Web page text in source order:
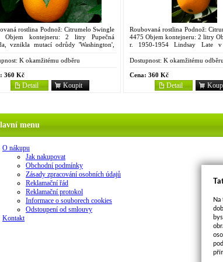
rostlina Podnož: Citrumelo Swingle
Objem kontejneru: 2 litry Pupečná
vznikla mutací odrůdy 'Washington',
bonanza',...
K okamžitému odběru
360 Kč
Koupit
Detail
Roubovaná rostlina Podnož:
4475 Objem kontejneru: 2 litry
r. 1950-1954 Lindsay Late v
pupenový sport odrůdy...
Dostupnost: K okamžitému odběru
Cena: 360 Kč
Detail
menu
O nákupu
Jak nakupovat
Obchodní podmínky
Zásady zpracování osobních údajů
Reklamační řád
Reklamační protokol
Informace o souborech cookies
Odstoupení od smlouvy
Kontakt